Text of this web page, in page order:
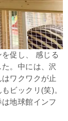
促し、 感じる
。中には、沢
ワクワクが止
ビックリ(笑)。
地球館インフ